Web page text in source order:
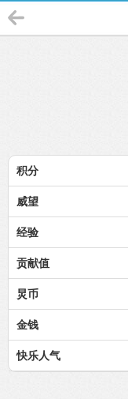
积分
威望
经验
贡献值
炅币
金钱
快乐人气